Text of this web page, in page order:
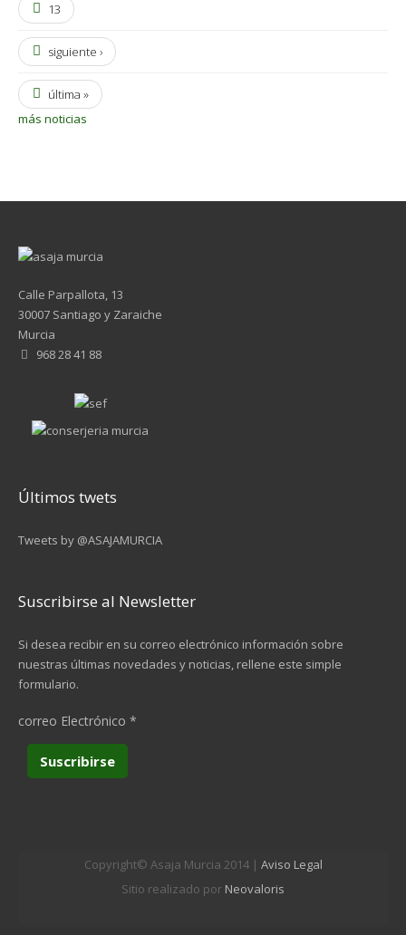
13
siguiente ›
última »
más noticias
Calle Parpallota, 13
30007 Santiago y Zaraiche
Murcia
968 28 41 88
Últimos twets
Tweets by @ASAJAMURCIA
Suscribirse al Newsletter
Si desea recibir en su correo electrónico información sobre
nuestras últimas novedades y noticias, rellene este simple
formulario.
correo Electrónico *
Copyright© Asaja Murcia 2014 | Aviso Legal
Sitio realizado por Neovaloris